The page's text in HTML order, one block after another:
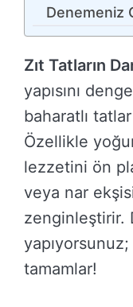
Denemeniz
Zıt Tatların
yapısını
baharatlı
Özellikle
lezzetini ön
veya nar
zenginleştirir.
tamamlar!